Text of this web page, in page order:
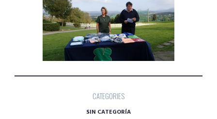
CATEGORIES
SIN CATEGORÍA